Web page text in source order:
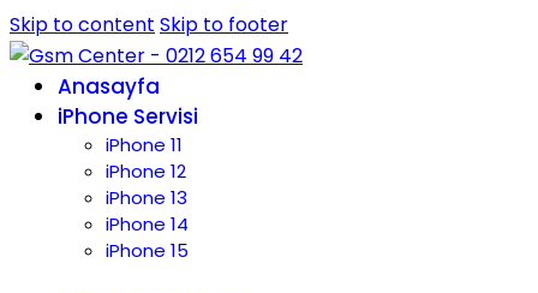
Skip to content Skip to footer
Anasayfa
iPhone Servisi
iPhone 11
iPhone 12
iPhone 13
iPhone 14
iPhone 15